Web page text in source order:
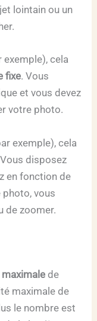
lointain ou un
exemple), cela
fixe. Vous
et vous devez
votre photo.
exemple), cela
disposez
en fonction de
vous
de zoomer.
de
maximale de
le nombre est